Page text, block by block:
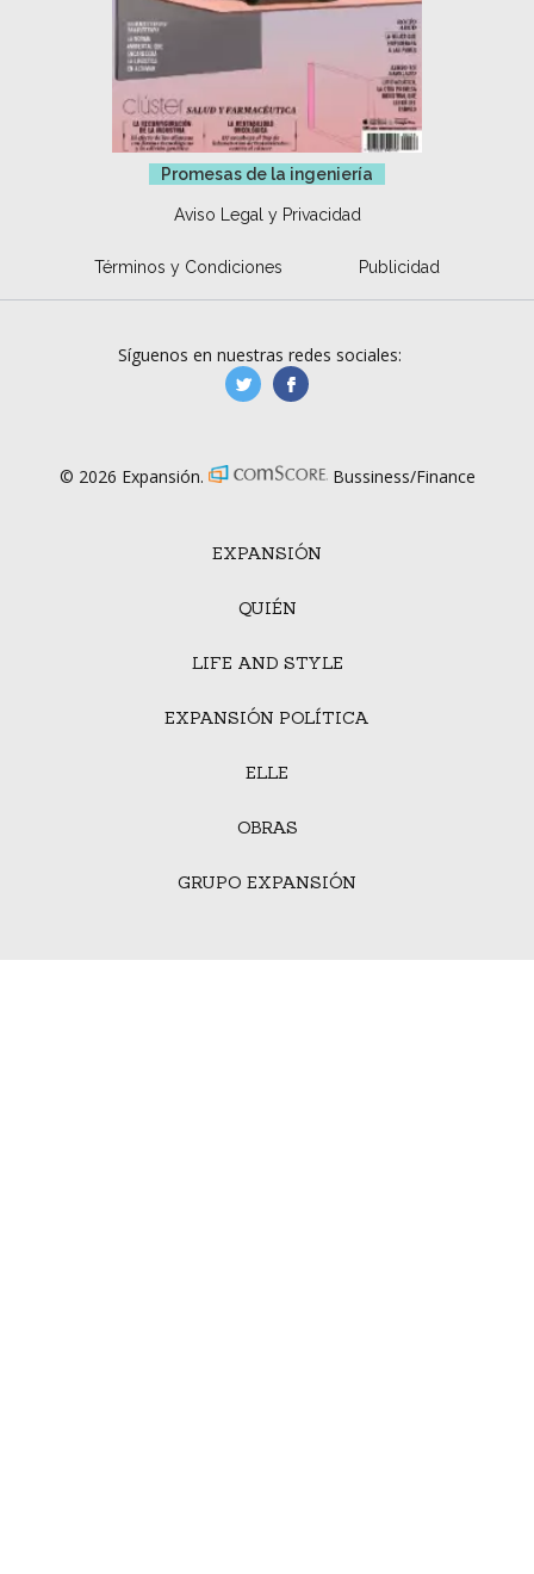
Promesas de la ingeniería
Aviso Legal y Privacidad
Términos y Condiciones Publicidad
EXPANSIÓN
QUIÉN
LIFE AND STYLE
EXPANSIÓN POLÍTICA
ELLE
OBRAS
GRUPO EXPANSIÓN
Síguenos en nuestras redes sociales:
manufacturaGE
© 2026 Expansión. Bussiness/Finance